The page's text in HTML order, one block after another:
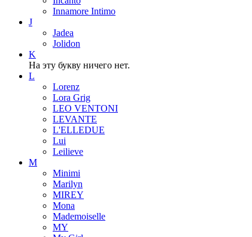
Innamore Intimo
J
Jadea
Jolidon
K
На эту букву ничего нет.
L
Lorenz
Lora Grig
LEO VENTONI
LEVANTE
L'ELLEDUE
Lui
Leilieve
M
Minimi
Marilyn
MIREY
Mona
Mademoiselle
MY